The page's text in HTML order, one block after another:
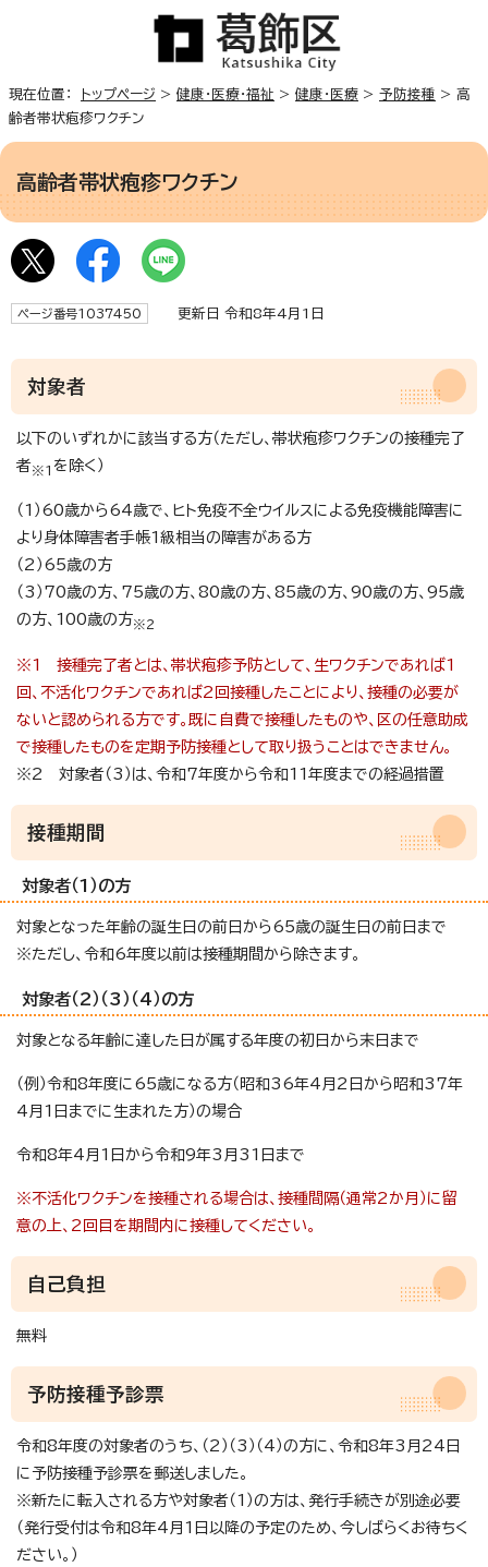
現在位置： トップページ > 健康・医療・福祉 > 健康・医療 > 予防接種 > 高
齢者帯状疱疹ワクチン
高齢者帯状疱疹ワクチン
ページ番号1037450 更新日 令和8年4月1日
対象者
以下のいずれかに該当する方（ただし、帯状疱疹ワクチンの接種完了
者※1 を除く）
（1）60歳から64歳で、ヒト免疫不全ウイルスによる免疫機能障害に
より身体障害者手帳1級相当の障害がある方
（2）65歳の方
（3）70歳の方、75歳の方、80歳の方、85歳の方、90歳の方、95歳
の方、100歳の方※2
※1 接種完了者とは、帯状疱疹予防として、生ワクチンであれば1
回、不活化ワクチンであれば2回接種したことにより、接種の必要が
ないと認められる方です。既に自費で接種したものや、区の任意助成
で接種したものを定期予防接種として取り扱うことはできません。
※2 対象者（3）は、令和7年度から令和11年度までの経過措置
接種期間
対象者（1）の方
対象となった年齢の誕生日の前日から65歳の誕生日の前日まで
※ただし、令和6年度以前は接種期間から除きます。
対象者（2）（3）（4）の方
対象となる年齢に達した日が属する年度の初日から末日まで
（例）令和8年度に65歳になる方（昭和36年4月2日から昭和37年
4月1日までに生まれた方）の場合
令和8年4月1日から令和9年3月31日まで
※不活化ワクチンを接種される場合は、接種間隔（通常2か月）に留
意の上、2回目を期間内に接種してください。
自己負担
無料
予防接種予診票
令和8年度の対象者のうち、（2）（3）（4）の方に、令和8年3月24日
に予防接種予診票を郵送しました。
※新たに転入される方や対象者（1）の方は、発行手続きが別途必要
（発行受付は令和8年4月1日以降の予定のため、今しばらくお待ちく
ださい。）